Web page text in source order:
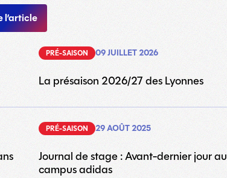
l’article
PRÉ-SAISON 09 JUILLET 2026
La présaison 2026/27 des Lyonnes
PRÉ-SAISON 29 AOÛT 2025
Journal de stage : Avant-dernier jour au
campus adidas